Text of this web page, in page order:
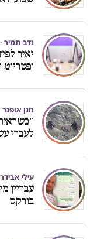
נדב תמיר · 02.06.2026
יאיר
חנן אופנר
לעברי
עילי אבידר
עבריין
בורקס